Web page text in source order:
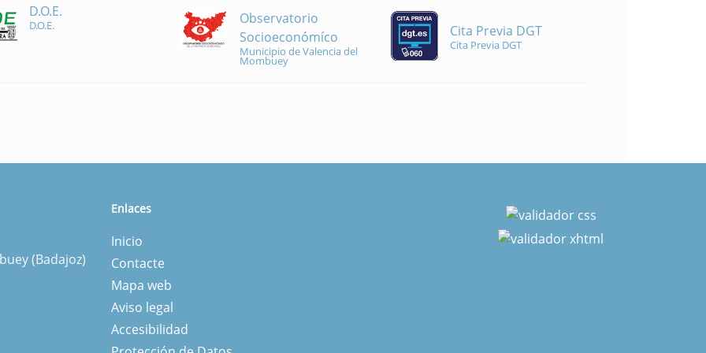
D.O.E.
D.O.E.
Observatorio
Socioeconómíco
Municipio de Valencia del
Mombuey
Cita Previa DGT
Cita Previa DGT
(Badajoz)
Enlaces
Inicio
Contacte
Mapa web
Aviso legal
Accesibilidad